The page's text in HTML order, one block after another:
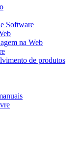
Software
na Web
de produtos